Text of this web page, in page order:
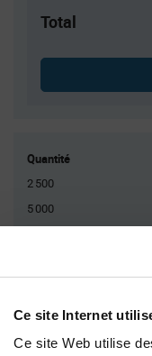
Ce site Internet
Ce site Web utilise
Total
Quantité
2 500
5 000
Product